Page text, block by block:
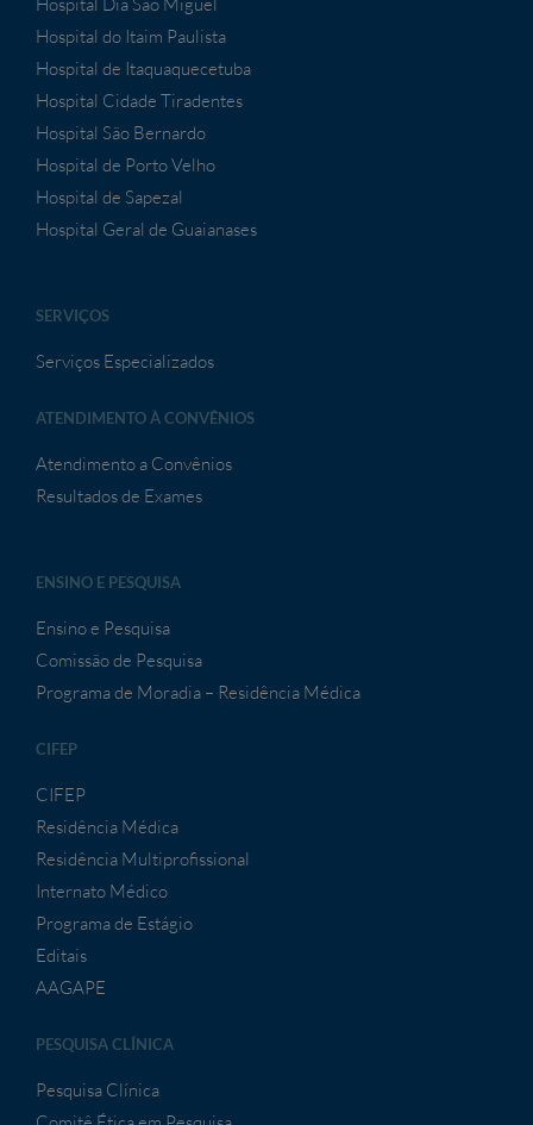
Hospital do Itaim Paulista
Hospital de Itaquaquecetuba
Hospital Cidade Tiradentes
Hospital São Bernardo
Hospital de Porto Velho
Hospital de Sapezal
Hospital Geral de Guaianases
SERVIÇOS
Serviços Especializados
ATENDIMENTO À CONVÊNIOS
Atendimento a Convênios
Resultados de Exames
ENSINO E PESQUISA
Ensino e Pesquisa
Comissão de Pesquisa
Programa de Moradia – Residência Médica
CIFEP
CIFEP
Residência Médica
Residência Multiprofissional
Internato Médico
Programa de Estágio
Editais
AAGAPE
PESQUISA CLÍNICA
Pesquisa Clínica